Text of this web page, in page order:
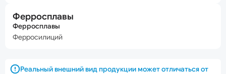
Ферросплавы
Ферросплавы
Ферросилиций
Реальный внешний вид продукции может отличаться от